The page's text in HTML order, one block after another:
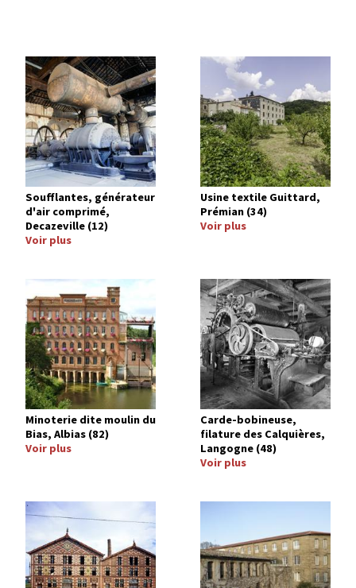
Image
Soufflantes, générateur
d'air comprimé,
Decazeville (12)
Voir plus
Image
Usine textile Guittard,
Prémian (34)
Voir plus
Image
Minoterie dite moulin du
Bias, Albias (82)
Voir plus
Image
Carde-bobineuse,
filature des Calquières,
Langogne (48)
Voir plus
Image